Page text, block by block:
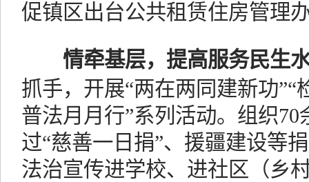
促镇区出台公共租赁住房管理
情牵基层，提高服务民生
抓手，开展“两在两同建新功”“
普法月月行”系列活动。组织
过“慈善一日捐”、援疆建设等
法治宣传进学校、进社区（乡